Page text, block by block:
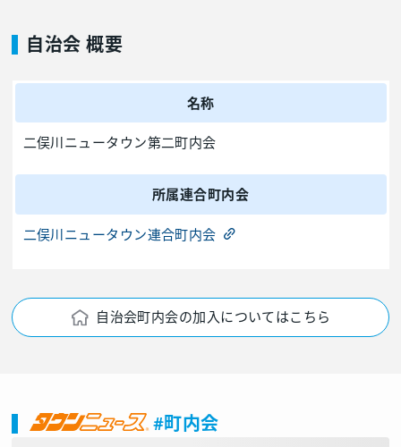
自治会 概要
名称
二俣川ニュータウン第二町内会
所属連合町内会
二俣川ニュータウン連合町内会
自治会町内会の加入についてはこちら
#町内会